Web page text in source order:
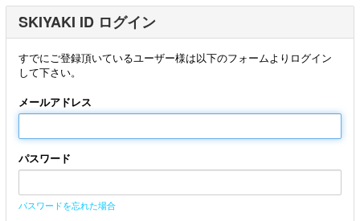
SKIYAKI ID ログイン
すでにご登録頂いているユーザー様は以下のフォームよりログイン
して下さい。
メールアドレス
パスワード
パスワードを忘れた場合